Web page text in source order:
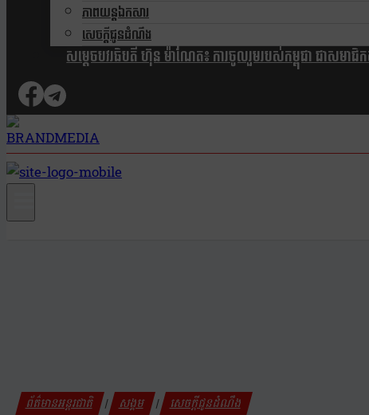
ភាពយន្តឯកសារ
សេចក្តីជូនដំណឹង
សម្តេចបវរធិបតី ហ៊ុន ម៉ាណែត៖ ការចូលរួមរបស់កម្ពុជា ជាសមាជិក
ព័ត៌មានអន្តរជាតិ | សង្គម | សេចក្តីជូនដំណឹង